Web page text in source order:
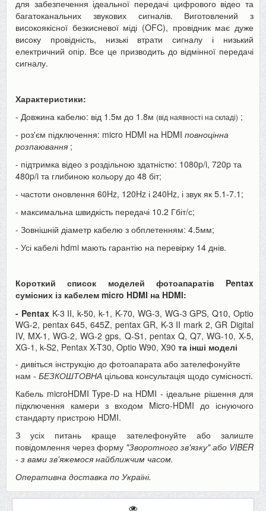
для забезпечення ідеальної передачі цифрового відео та
багатоканальних звукових сигналів. Виготовлений з
високоякісної безкисневої міді (OFC), провідник має дуже
високу провідність, низькі втрати сигналу і низький
електричний опір. Все це призводить до відмінної передачі
сигналу.
Характеристики:
- Довжина кабелю: від 1.5м до 1.8м (від наявності на складі) ;
- роз'єм підключення: micro HDMI на HDMI повноцінна
розпаювання ;
- підтримка відео з роздільною здатністю: 1080p/i, 720p та
480p/i та глибиною кольору до 48 біт;
- частоти оновлення 60Hz, 120Hz і 240Hz, і звук як 5.1-7.1;
- максимальна швидкість передачі 10.2 Гбіт/с;
- Зовнішній діаметр кабелю з обплетенням: 4.5мм;
- Усі кабелі hdmi мають гарантію на перевірку 14 днів.
Короткий список моделей фотоапаратів Pentax
сумісних із кабелем micro HDMI на HDMI:
- PentaxK-3 II, k-50, k-1, K-70, WG-3, WG-3 GPS, Q10, Optio
WG-2, pentax 645, 645Z, pentax GR, K-3 II mark 2, GR Digital
IV, MX-1, WG-2, WG-2 gps, Q-S1, pentax Q, Q7, WG-10, X-5,
XG-1, k-S2, Pentax X-T30, Optio W90, X90 та інші моделі
- дивіться інструкцію до фотоапарата або зателефонуйте
нам - БЕЗКОШТОВНА цільова консультація щодо сумісності.
Кабель microHDMI Type-D на HDMI - ідеальне рішення для
підключення камери з входом Micro-HDMI до існуючого
стандарту пристрою HDMI.
З усіх питань краще зателефонуйте або залиште
повідомлення через форму "Зворотного зв'язку" або VIBER
- з вами зв'яжемося найближчим часом.
Оперативна доставка по Україні.